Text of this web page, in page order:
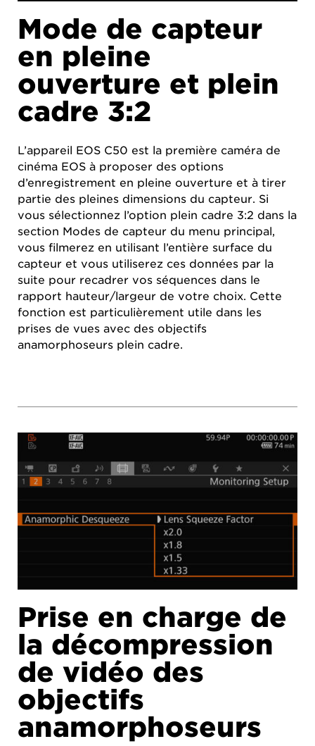
Mode de capteur
en pleine
ouverture et plein
cadre 3:2
L’appareil EOS C50 est la première caméra de
cinéma EOS à proposer des options
d’enregistrement en pleine ouverture et à tirer
partie des pleines dimensions du capteur. Si
vous sélectionnez l’option plein cadre 3:2 dans la
section Modes de capteur du menu principal,
vous filmerez en utilisant l’entière surface du
capteur et vous utiliserez ces données par la
suite pour recadrer vos séquences dans le
rapport hauteur/largeur de votre choix. Cette
fonction est particulièrement utile dans les
prises de vues avec des objectifs
anamorphoseurs plein cadre.
Prise en charge de
la décompression
de vidéo des
objectifs
anamorphoseurs